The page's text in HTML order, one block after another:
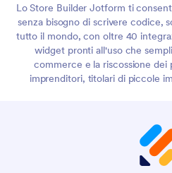
Lo Store Builder Jotform ti
senza bisogno di scrivere codice,
tutto il mondo, con oltre 40
widget pronti all'uso che
commerce e la riscossione
imprenditori, titolari di piccole